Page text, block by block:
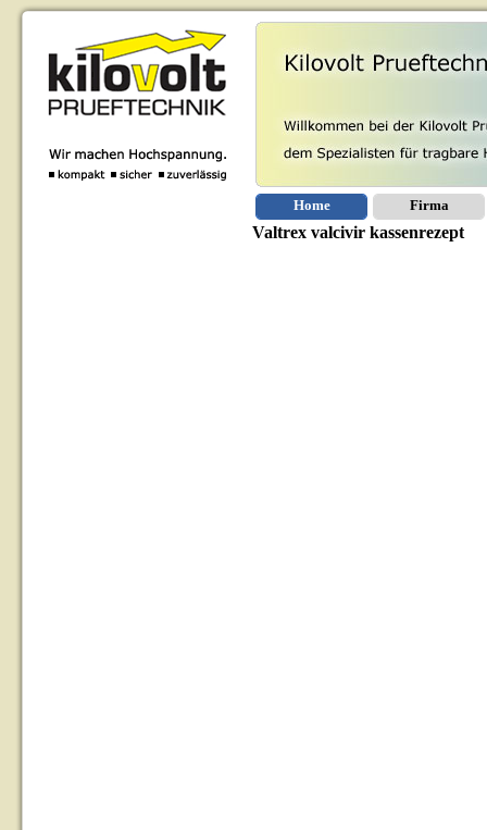
Home Firma
Valtrex valcivir kassenrezept